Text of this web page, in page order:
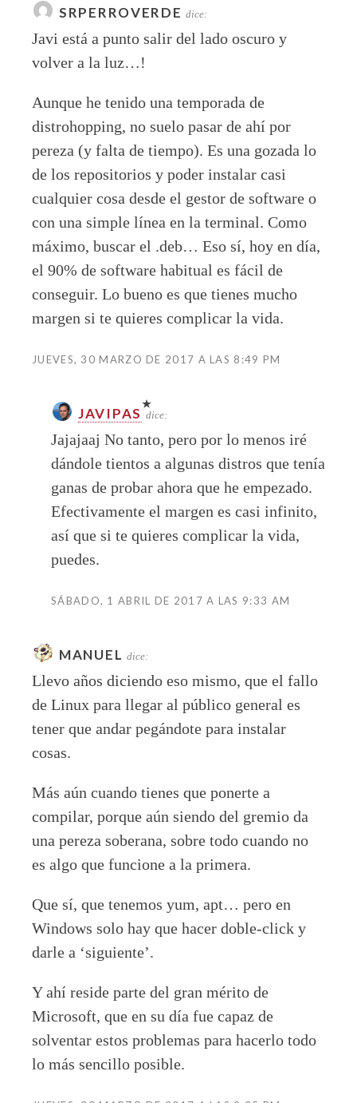
SRPERROVERDE dice:
Javi está a punto salir del lado oscuro y
volver a la luz…!
Aunque he tenido una temporada de
distrohopping, no suelo pasar de ahí por
pereza (y falta de tiempo). Es una gozada lo
de los repositorios y poder instalar casi
cualquier cosa desde el gestor de software o
con una simple línea en la terminal. Como
máximo, buscar el .deb… Eso sí, hoy en día,
el 90% de software habitual es fácil de
conseguir. Lo bueno es que tienes mucho
margen si te quieres complicar la vida.
JUEVES, 30 MARZO DE 2017 A LAS 8:49 PM
JAVIPAS dice:
Jajajaaj No tanto, pero por lo menos iré
dándole tientos a algunas distros que tenía
ganas de probar ahora que he empezado.
Efectivamente el margen es casi infinito,
así que si te quieres complicar la vida,
puedes.
SÁBADO, 1 ABRIL DE 2017 A LAS 9:33 AM
MANUEL dice:
Llevo años diciendo eso mismo, que el fallo
de Linux para llegar al público general es
tener que andar pegándote para instalar
cosas.
Más aún cuando tienes que ponerte a
compilar, porque aún siendo del gremio da
una pereza soberana, sobre todo cuando no
es algo que funcione a la primera.
Que sí, que tenemos yum, apt… pero en
Windows solo hay que hacer doble-click y
darle a ‘siguiente’.
Y ahí reside parte del gran mérito de
Microsoft, que en su día fue capaz de
solventar estos problemas para hacerlo todo
lo más sencillo posible.